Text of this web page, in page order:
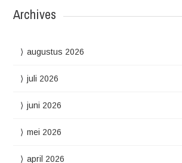
Archives
augustus 2026
juli 2026
juni 2026
mei 2026
april 2026